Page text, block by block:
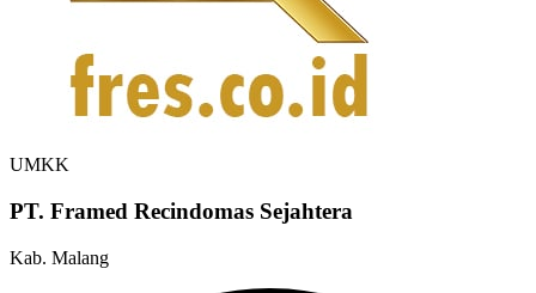
UMKK
PT. Framed Recindomas Sejahtera
Kab. Malang